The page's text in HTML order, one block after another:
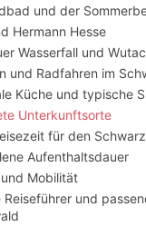
und der
Hermann Hesse
Wasserfall und
und Radfahren im
Küche und typische
Unterkunftsorte
für den
Aufenthaltsdauer
Mobilität
Reiseführer und